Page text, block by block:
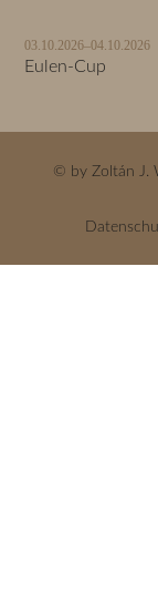
03.10.2026–04.10.2026
Eulen-Cup
© by Zoltán J.